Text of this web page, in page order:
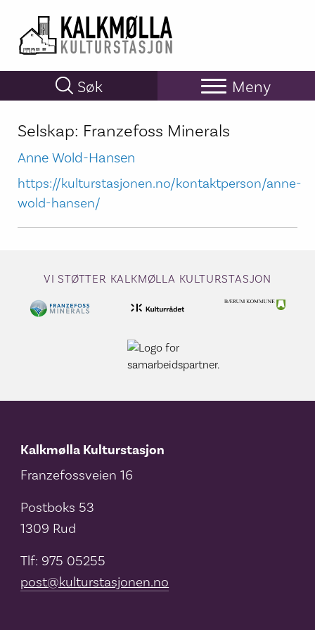
hovedinnhold
Søk Meny
Selskap: Franzefoss Minerals
Anne Wold-Hansen
https://kulturstasjonen.no/kontaktperson/anne-
wold-hansen/
VI STØTTER KALKMØLLA KULTURSTASJON
Kalkmølla Kulturstasjon
Franzefossveien 16
Postboks 53
1309 Rud
Tlf: 975 05255
post@kulturstasjonen.no